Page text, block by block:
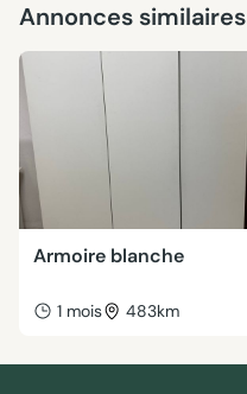
Annonces similaires
Armoire blanche
1 mois 483km